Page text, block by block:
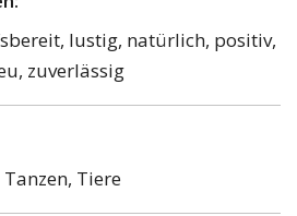
lustig, natürlich, positiv,
zuverlässig
Tiere